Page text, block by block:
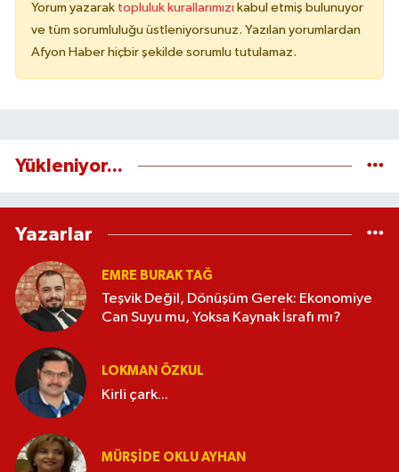
Yorum yazarak topluluk kurallarımızı kabul etmiş bulunuyor
ve tüm sorumluluğu üstleniyorsunuz. Yazılan yorumlardan
Afyon Haber hiçbir şekilde sorumlu tutulamaz.
Yükleniyor...
Yazarlar
EMRE BURAK TAĞ
Teşvik Değil, Dönüşüm Gerek: Ekonomiye
Can Suyu mu, Yoksa Kaynak İsrafı mı?
LOKMAN ÖZKUL
Kirli çark...
MÜRŞIDE OKLU AYHAN